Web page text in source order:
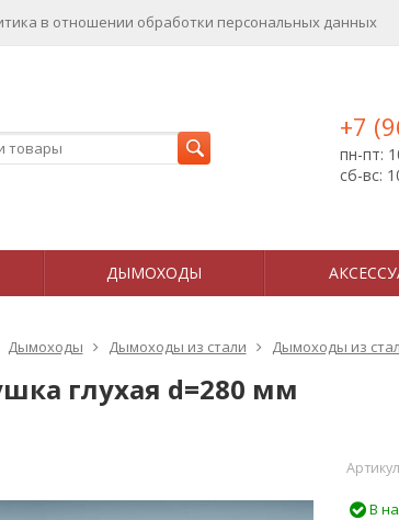
в отношении обработки персональных данныx
+7
пн-пт:
сб-вс:
ДЫМОХОДЫ
Дымоходы Дымоходы из стали Дымоходы из
глухая d=280 мм
В